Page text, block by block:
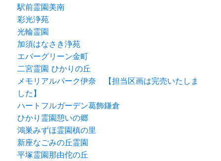
駅前霊園美南
彩光浄苑
光輪霊園
加須はなさき浄苑
エバーグリーン金町
二宮霊園 ひかりの丘
メモリアルパーク伊奈 【担当区画は完売いたしま
した】
ハートフルガーデン葛飾鎌倉
ひかり霊園憩いの郷
鴻巣みずほ霊園槙の里
新座なごみの丘霊園
平塚霊園那由佗の丘